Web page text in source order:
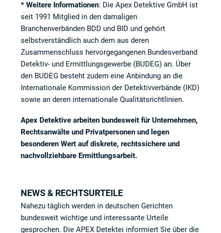
* Weitere Informationen: Die Apex Detektive GmbH ist
seit 1991 Mitglied in den damaligen
Branchenverbänden BDD und BID und gehört
selbstverständlich auch dem aus deren
Zusammenschluss hervorgegangenen Bundesverband
Detektiv- und Ermittlungsgewerbe (BUDEG) an. Über
den BUDEG besteht zudem eine Anbindung an die
Internationale Kommission der Detektivverbände (IKD)
sowie an deren internationale Qualitätsrichtlinien.
Apex Detektive arbeiten bundesweit für Unternehmen,
Rechtsanwälte und Privatpersonen und legen
besonderen Wert auf diskrete, rechtssichere und
nachvollziehbare Ermittlungsarbeit.
NEWS & RECHTSURTEILE
Nahezu täglich werden in deutschen Gerichten
bundesweit wichtige und interessante Urteile
gesprochen. Die APEX Detektei informiert Sie über die